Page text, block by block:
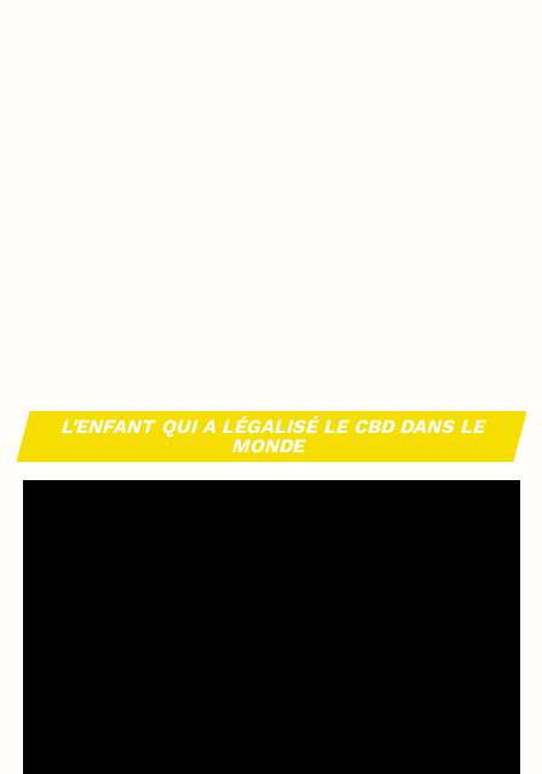
L’ENFANT QUI A LÉGALISÉ LE CBD DANS LE
MONDE